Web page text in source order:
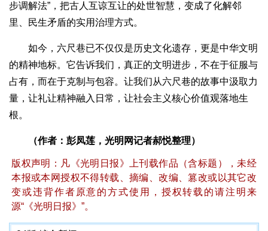
步调解法”，把古人互谅互让的处世智慧，变成了化解邻
里、民生矛盾的实用治理方式。
如今，六尺巷已不仅仅是历史文化遗存，更是中华文明
的精神地标。它告诉我们，真正的文明进步，不在于征服与
占有，而在于克制与包容。让我们从六尺巷的故事中汲取力
量，让礼让精神融入日常，让社会主义核心价值观落地生
根。
（作者：彭凤莲，光明网记者郝悦整理）
版权声明：凡《光明日报》上刊载作品（含标题），未经
本报或本网授权不得转载、摘编、改编、篡改或以其它改
变或违背作者原意的方式使用，授权转载的请注明来
源“《光明日报》”。